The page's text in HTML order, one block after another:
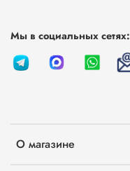
О магазине
Мы в социальных сетях: